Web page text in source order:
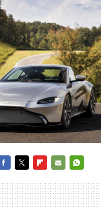
MAIL